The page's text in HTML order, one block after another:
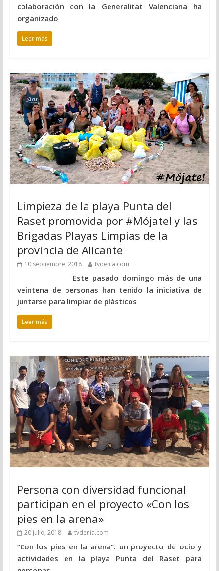
colaboración con la Generalitat Valenciana ha
organizado
Leer más
Limpieza de la playa Punta del
Raset promovida por #Mójate! y las
Brigadas Playas Limpias de la
provincia de Alicante
10 septiembre, 2018 tvdenia.com
Este pasado domingo más de una
veintena de personas han tenido la iniciativa de
juntarse para limpiar de plásticos
Leer más
Persona con diversidad funcional
participan en el proyecto «Con los
pies en la arena»
20 julio, 2018 tvdenia.com
“Con los pies en la arena”: un proyecto de ocio y
actividades en la playa Punta del Raset para